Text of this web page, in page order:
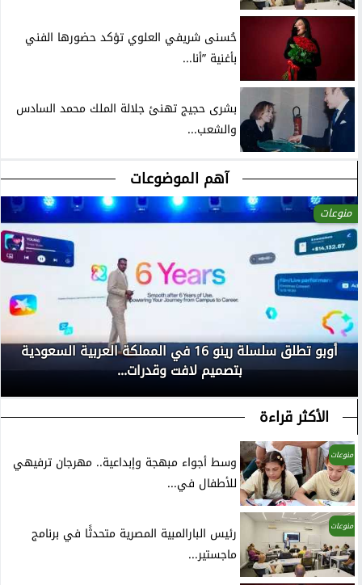
حُسنى شريفي العلوي تؤكد حضورها الفني
بأغنية ”أنا...
بشرى حجيج تهنئ جلالة الملك محمد السادس
والشعب...
آهم الموضوعات
منوعات
أوبو تطلق سلسلة رينو 16 في المملكة العربية السعودية
بتصميم لافت وقدرات...
الأكثر قراءة
منوعات
وسط أجواء مبهجة وإبداعية.. مهرجان ترفيهي
للأطفال في...
منوعات
رئيس البارالمبية المصرية متحدثًا في برنامج
ماجستير...